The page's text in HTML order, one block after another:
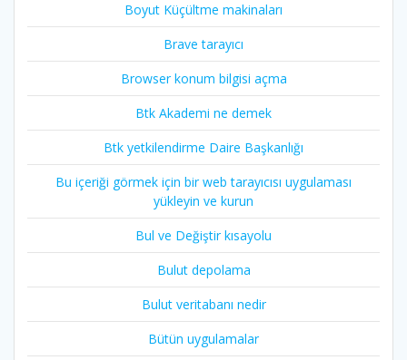
Boyut Küçültme makinaları
Brave tarayıcı
Browser konum bilgisi açma
Btk Akademi ne demek
Btk yetkilendirme Daire Başkanlığı
Bu içeriği görmek için bir web tarayıcısı uygulaması
yükleyin ve kurun
Bul ve Değiştir kısayolu
Bulut depolama
Bulut veritabanı nedir
Bütün uygulamalar